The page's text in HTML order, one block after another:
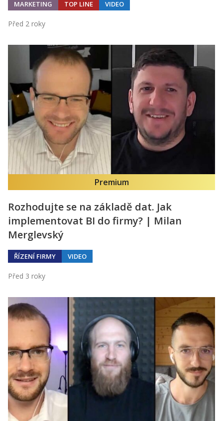
MARKETING TOP LINE VIDEO
Před 2 roky
Premium
Rozhodujte se na základě dat. Jak
implementovat BI do firmy? | Milan
Merglevský
ŘÍZENÍ FIRMY VIDEO
Před 3 roky